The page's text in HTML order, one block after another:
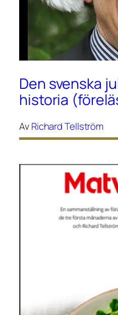
Den svenska
historia
AvRichard Tellström